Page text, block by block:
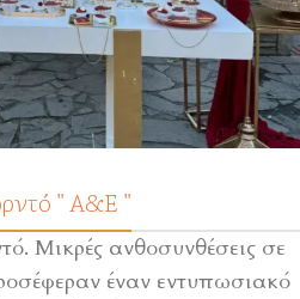
" Α&Ε "
Μικρές ανθοσυνθέσεις σε
έναν εντυπωσιακό